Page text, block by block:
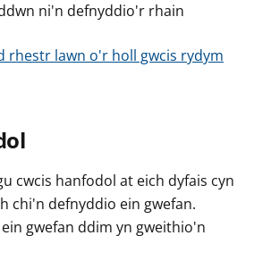
ni'n defnyddio'r rhain
rhestr lawn o'r holl gwcis rydym
cwcis hanfodol at eich dyfais cyn
chi'n defnyddio ein gwefan.
gwefan ddim yn gweithio'n